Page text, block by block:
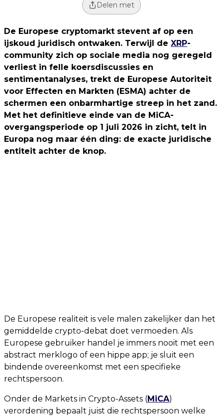
Delen met
De Europese cryptomarkt stevent af op een
ijskoud juridisch ontwaken. Terwijl de XRP-
community zich op sociale media nog geregeld
verliest in felle koersdiscussies en
sentimentanalyses, trekt de Europese Autoriteit
voor Effecten en Markten (ESMA) achter de
schermen een onbarmhartige streep in het zand.
Met het definitieve einde van de MiCA-
overgangsperiode op 1 juli 2026 in zicht, telt in
Europa nog maar één ding: de exacte juridische
entiteit achter de knop.
De Europese realiteit is vele malen zakelijker dan het
gemiddelde crypto-debat doet vermoeden. Als
Europese gebruiker handel je immers nooit met een
abstract merklogo of een hippe app; je sluit een
bindende overeenkomst met een specifieke
rechtspersoon.
Onder de Markets in Crypto-Assets (MiCA)
verordening bepaalt juist die rechtspersoon welke